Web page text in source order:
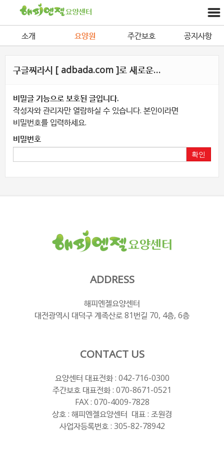
소개 요양원 주간보호 공지사항
구글찌라시 [ adbada.com ]로 새로운…
비밀글 기능으로 보호된 글입니다.
작성자와 관리자만 열람하실 수 있습니다. 본인이라면
비밀번호를 입력하세요.
비밀번호
확인
ADDRESS
해피엔젤요양센터
대전광역시 대덕구 계족산로 81번길 70, 4층, 6층
CONTACT US
요양센터 대표전화 : 042-716-0300
주간보호 대표전화 : 070-8671-0521
FAX : 070-4009-7828
상호 : 해피엔젤요양센터 대표 : 조원경
사업자등록번호 : 305-82-78942